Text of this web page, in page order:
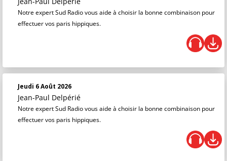
Notre expert Sud Radio vous aide à choisir la bonne combinaison pour
effectuer vos paris hippiques.
Jeudi 6 Août 2026
Jean-Paul Delpérié
Notre expert Sud Radio vous aide à choisir la bonne combinaison pour
effectuer vos paris hippiques.